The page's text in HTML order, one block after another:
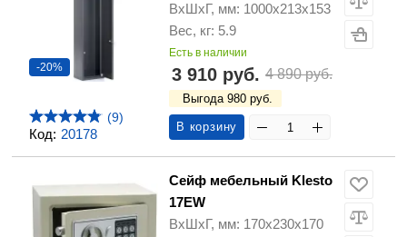
Код: 20178
-20%
(9)
ВхШхГ, мм: 1000х213х153
Вес, кг: 5.9
Есть в наличии
3 910 руб. 4 890 руб.
Выгода 980 руб.
В корзину
Сейф мебельный Klesto
17EW
ВхШхГ, мм: 170х230х170